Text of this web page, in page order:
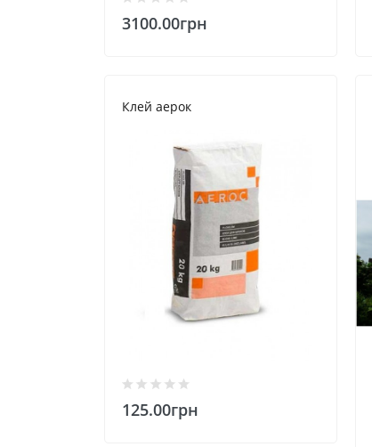
3100.00грн
Клей аерок
125.00грн